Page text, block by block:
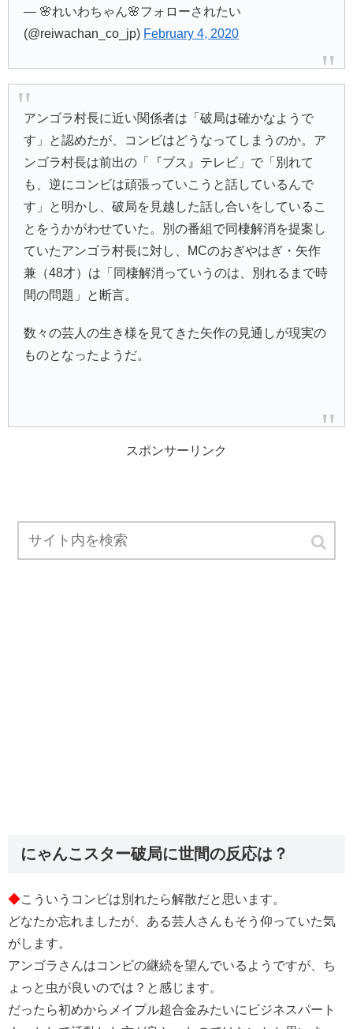
— 🌸れいわちゃん🌸フォローされたい
(@reiwachan_co_jp) February 4, 2020
アンゴラ村長に近い関係者は「破局は確かなようで
す」と認めたが、コンビはどうなってしまうのか。ア
ンゴラ村長は前出の「『ブス』テレビ」で「別れて
も、逆にコンビは頑張っていこうと話しているんで
す」と明かし、破局を見越した話し合いをしているこ
とをうかがわせていた。別の番組で同棲解消を提案し
ていたアンゴラ村長に対し、MCのおぎやはぎ・矢作
兼（48才）は「同棲解消っていうのは、別れるまで時
間の問題」と断言。
数々の芸人の生き様を見てきた矢作の見通しが現実の
ものとなったようだ。
スポンサーリンク
にゃんこスター破局に世間の反応は？
◆こういうコンビは別れたら解散だと思います。
どなたか忘れましたが、ある芸人さんもそう仰っていた気
がします。
アンゴラさんはコンビの継続を望んでいるようですが、ち
ょっと虫が良いのでは？と感じます。
だったら初めからメイプル超合金みたいにビジネスパート